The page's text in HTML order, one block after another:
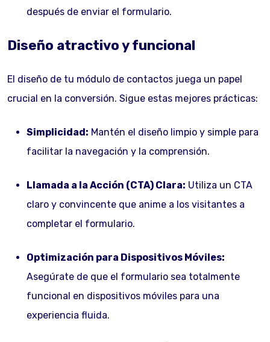
después de enviar el formulario.
Diseño atractivo y funcional
El diseño de tu módulo de contactos juega un papel
crucial en la conversión. Sigue estas mejores prácticas:
Simplicidad: Mantén el diseño limpio y simple para
facilitar la navegación y la comprensión.
Llamada a la Acción (CTA) Clara: Utiliza un CTA
claro y convincente que anime a los visitantes a
completar el formulario.
Optimización para Dispositivos Móviles:
Asegúrate de que el formulario sea totalmente
funcional en dispositivos móviles para una
experiencia fluida.